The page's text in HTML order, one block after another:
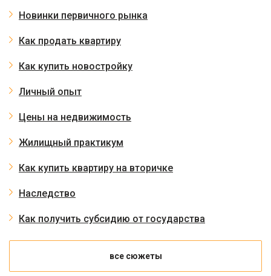
Новинки первичного рынка
Как продать квартиру
Как купить новостройку
Личный опыт
Цены на недвижимость
Жилищный практикум
Как купить квартиру на вторичке
Наследство
Как получить субсидию от государства
все сюжеты